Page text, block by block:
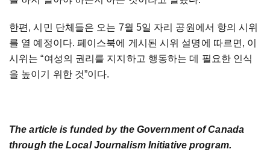
한편, 시민 단체들은 오는 7월 5일 자리 공원에서 항의 시위
를 열 예정이다. 페이스북에 게시된 시위 설명에 따르면, 이
시위는 “여성의 권리를 지지하고 행동하는 데 필요한 인식
을 높이기 위한 것”이다.
The article is funded by the Government of Canada
through the Local Journalism Initiative program.